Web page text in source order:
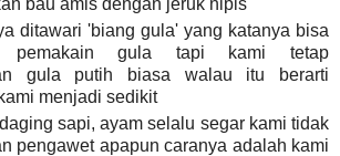
ditawari 'biang gula' yang katanya bisa
pemakain gula tapi kami tetap
gula putih biasa walau itu berarti
menjadi sedikit
sapi, ayam selalu segar kami tidak
pengawet apapun caranya adalah kami